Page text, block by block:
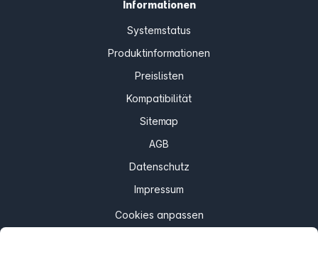
Informationen
Systemstatus
Produktinformationen
Preislisten
Kompatibilität
Sitemap
AGB
Datenschutz
Impressum
Cookies anpassen